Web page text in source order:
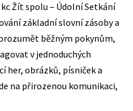
kc Žít spolu – Údolní Setkání
základní slovní zásoby a
běžným pokynům,
v jednoduchých
her, obrázků, písniček a
na přirozenou komunikaci,